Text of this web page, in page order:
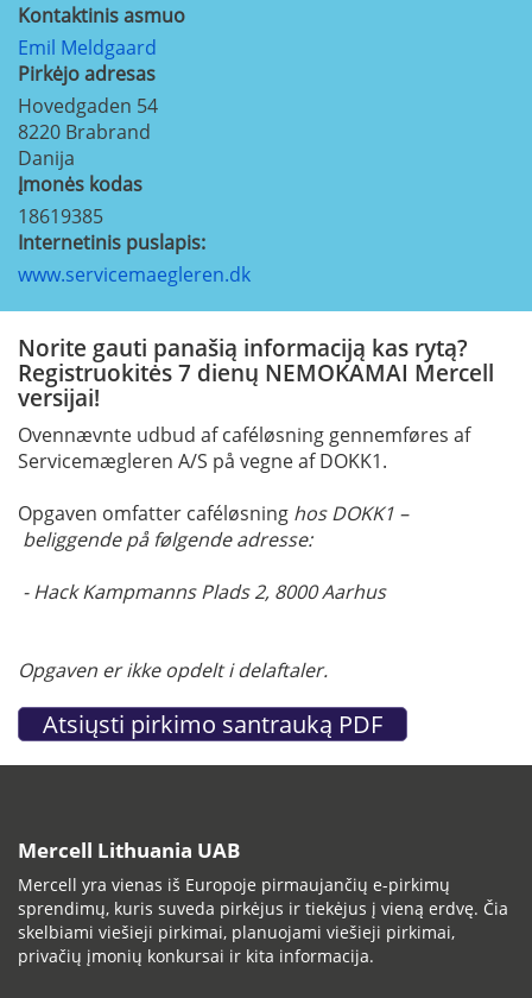
Kontaktinis asmuo
Emil Meldgaard
Pirkėjo adresas
Hovedgaden 54
8220 Brabrand
Danija
Įmonės kodas
18619385
Internetinis puslapis:
www.servicemaegleren.dk
Norite gauti panašią informaciją kas rytą?
Registruokitės 7 dienų NEMOKAMAI Mercell
versijai!
Ovennævnte udbud af caféløsning gennemføres af
Servicemægleren A/S på vegne af DOKK1.
Opgaven omfatter caféløsning hos DOKK1 –
beliggende på følgende adresse:
- Hack Kampmanns Plads 2, 8000 Aarhus
Opgaven er ikke opdelt i delaftaler.
Mercell Lithuania UAB
Mercell yra vienas iš Europoje pirmaujančių e-pirkimų
sprendimų, kuris suveda pirkėjus ir tiekėjus į vieną erdvę. Čia
skelbiami viešieji pirkimai, planuojami viešieji pirkimai,
privačių įmonių konkursai ir kita informacija.